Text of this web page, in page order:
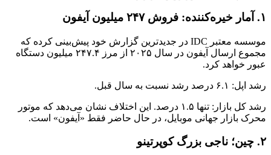
۱. آمار خیره‌کننده: فروش ۲۴۷ میلیون آیفون
موسسه معتبر IDC در جدیدترین گزارش خود پیش‌بینی کرده که
مجموع ارسال آیفون در سال ۲۰۲۵ از مرز ۲۴۷.۴ میلیون دستگاه
عبور خواهد کرد.
رشد اپل: ۶.۱ درصد رشد نسبت به سال قبل.
رشد کل بازار: تنها ۱.۵ درصد. این اختلاف نشان می‌دهد که موتور
محرک بازار جهانی موبایل، در حال حاضر فقط «آیفون» است.
۲. چین؛ ناجی بزرگ کوپرتینو